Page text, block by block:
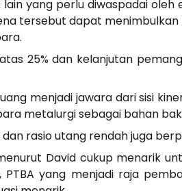
yang perlu diwaspadai
tersebut dapat
25% dan kelanjutan
menjadi jawara dari sisi
metalurgi sebagai bahan
rasio utang rendah juga
David cukup menarik
yang menjadi raja